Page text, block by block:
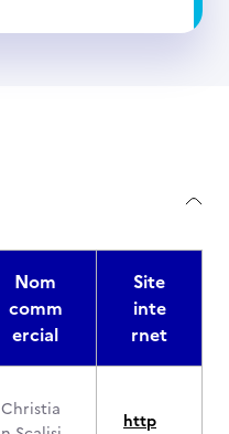
Nom
comm
ercial
Site
inte
rnet
Christia
http